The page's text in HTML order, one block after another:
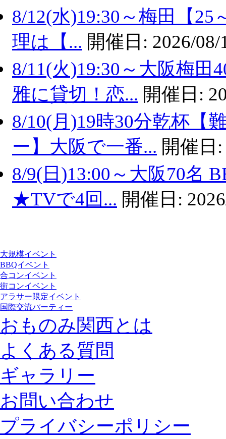
8/12(水)19:30～梅田【
理は【... 開催日: 2026/08/
8/11(火)19:30～大阪梅
雅に貸切！恋... 開催日:
8/10(月)19時30分乾杯【
ー】大阪で一番... 開催日
8/9(日)13:00～大阪70名
★TVで4回... 開催日:
大規模イベント
BBQイベント
合コンイベント
街コンイベント
アラサー限定イベント
国際交流パーティー
おものみ関西とは
よくある質問
ギャラリー
お問い合わせ
プライバシーポリシー